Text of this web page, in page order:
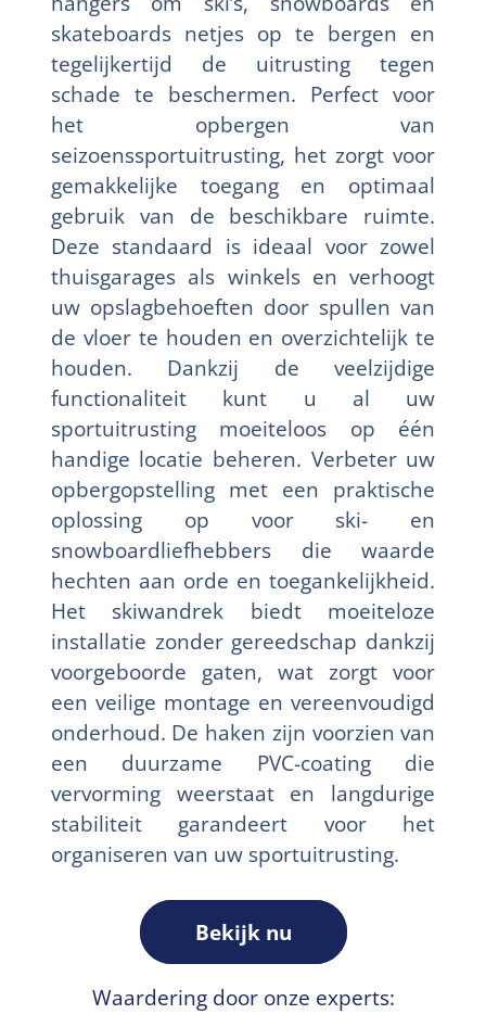
skateboards netjes op te bergen en
tegelijkertijd de uitrusting tegen
schade te beschermen. Perfect voor
het opbergen van
seizoenssportuitrusting, het zorgt voor
gemakkelijke toegang en optimaal
gebruik van de beschikbare ruimte.
Deze standaard is ideaal voor zowel
thuisgarages als winkels en verhoogt
uw opslagbehoeften door spullen van
de vloer te houden en overzichtelijk te
houden. Dankzij de veelzijdige
functionaliteit kunt u al uw
sportuitrusting moeiteloos op één
handige locatie beheren. Verbeter uw
opbergopstelling met een praktische
oplossing op voor ski- en
snowboardliefhebbers die waarde
hechten aan orde en toegankelijkheid.
Het skiwandrek biedt moeiteloze
installatie zonder gereedschap dankzij
voorgeboorde gaten, wat zorgt voor
een veilige montage en vereenvoudigd
onderhoud. De haken zijn voorzien van
een duurzame PVC-coating die
vervorming weerstaat en langdurige
stabiliteit garandeert voor het
organiseren van uw sportuitrusting.
Bekijk nu
Waardering door onze experts: